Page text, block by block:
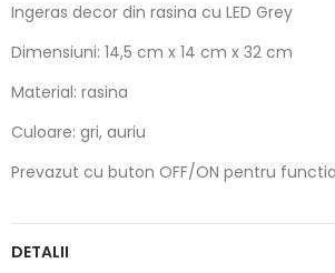
Ingeras decor din rasina cu LED Grey
Dimensiuni: 14,5 cm x 14 cm x 32 cm
Material: rasina
Culoare: gri, auriu
Prevazut cu buton OFF/ON pentru functia
DETALII